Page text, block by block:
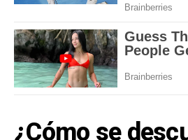
¿Cómo se